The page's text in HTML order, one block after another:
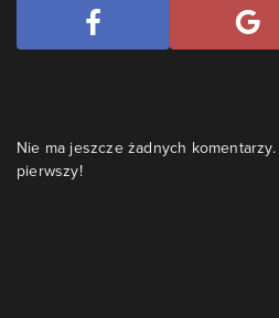
Nie ma jeszcze żadnych
pierwszy!